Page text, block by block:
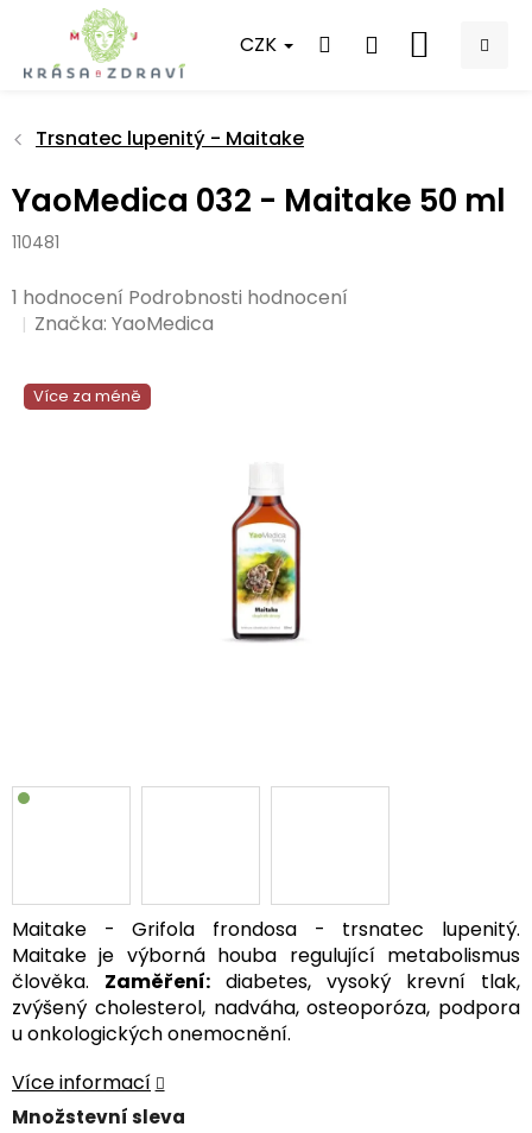
obsah
CZK
NÁKUPNÍ
Trsnatec lupenitý - Maitake
YaoMedica 032 - Maitake 50 ml
110481
Průměrné
hodnocení
5,0
1 hodnocení Podrobnosti hodnocení
Značka:YaoMedica
Více za méně
Množstevní sleva
Maitake - Grifola frondosa - trsnatec lupenitý.
Maitake je výborná houba regulující metabolismus
člověka. Zaměření: diabetes, vysoký krevní tlak,
zvýšený cholesterol, nadváha, osteoporóza, podpora
u onkologických onemocnění.
Více informací